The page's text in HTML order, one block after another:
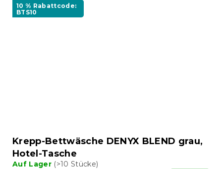
10 % Rabattcode:
BTS10
Krepp-Bettwäsche DENYX BLEND grau,
Hotel-Tasche
Auf Lager (>10 Stücke)